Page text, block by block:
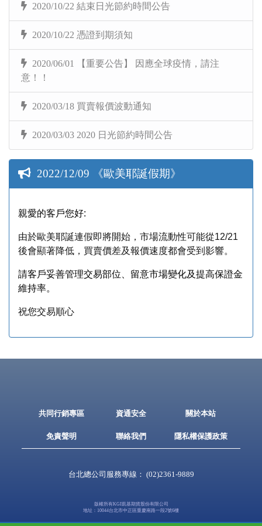
2020/10/22 結束日光節約時間公告
2020/10/22 憑證到期須知
2020/06/01 【重要公告】 因應全球疫情，請注
意！！
2020/03/18 買賣報價波動通知
2020/03/03 2020 日光節約時間公告
2022/12/09 《歐美耶誕假期》
親愛的客戶您好:
由於歐美耶誕連假即將開始，市場流動性可能從12/21
後會顯著降低，買賣價差及報價速度都會受到影響。
請客戶妥善管理交易部位、留意市場變化及提高保證金
維持率。
祝您交易順心
共同行銷專區 資通安全 關於本站
免責聲明 聯絡我們 隱私權保護政策
台北總公司服務專線： (02)2361-9889
版權所有KGI凱基期貨股份有限公司
地址：10044台北市中正區重慶南路一段2號6樓